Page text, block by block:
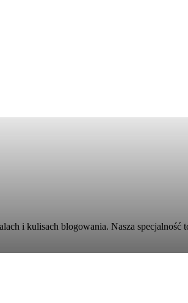
i kulisach blogowania. Nasza